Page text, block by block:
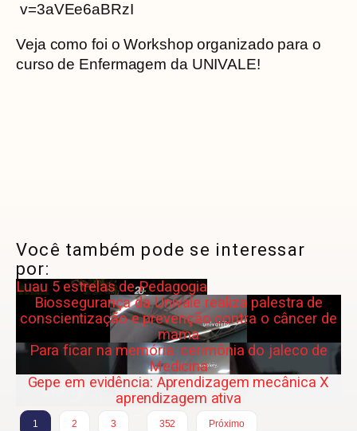
v=3aVEe6aBRzI
Veja como foi o Workshop organizado para o
curso de Enfermagem da UNIVALE!
Você também pode se interessar
por:
Luau 5 estrelas de Pedagogia
Biossegurança da Univale realiza palestra de
conscientização e prevenção contra o câncer de
mama
Para ficar na memória: cerimônia do jaleco de
Medicina
Gepe em evidência: Aprendizagem mecânica X
aprendizagem ativa
1 2 3
352
Próximo